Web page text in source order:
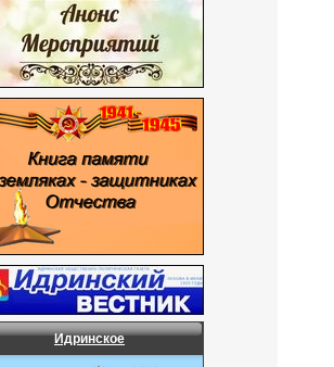
Идринское